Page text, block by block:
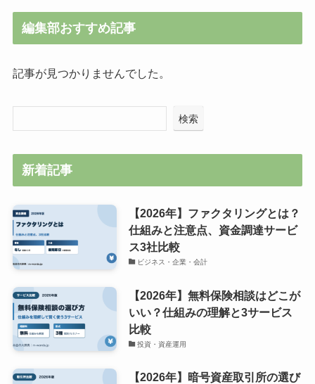
編集部おすすめ記事
記事が見つかりませんでした。
検索
新着記事
【2026年】ファクタリングとは？
仕組みと注意点、資金調達サービ
ス3社比較
ビジネス・企業・会計
【2026年】無料保険相談はどこが
いい？仕組みの理解と3サービス
比較
投資・資産運用
【2026年】暗号資産取引所の選び